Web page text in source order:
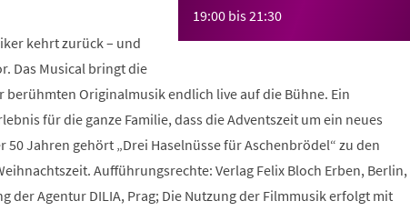
19:00 bis21:30
kehrt zurück – und
Das Musical bringt die
berühmten Originalmusik endlich live auf die Bühne. Ein
für die ganze Familie, dass die Adventszeit um ein neues
Jahren gehört „Drei Haselnüsse für Aschenbrödel“ zu den
Aufführungsrechte: Verlag Felix Bloch Erben, Berlin,
der Agentur DILIA, Prag; Die Nutzung der Filmmusik erfolgt mit